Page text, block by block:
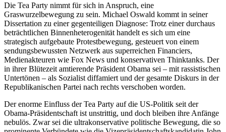
Die Tea Party nimmt für sich in Anspruch, eine
Graswurzelbewegung zu sein. Michael Oswald kommt in seiner
Dissertation zu einer gegenteiligen Diagnose: Trotz einer durchaus
beträchtlichen Binnenheterogenität handelt es sich um eine
strategisch aufgebaute Protestbewegung, gesteuert von einem
sendungsbewussten Netzwerk aus superreichen Financiers,
Medienakteuren wie Fox News und konservativen Thinktanks. Der
in ihrer Blütezeit amtierende Präsident Obama sei – mit rassistischen
Untertönen – als Sozialist diffamiert und der gesamte Diskurs in der
Republikanischen Partei nach rechts verschoben worden.
Der enorme Einfluss der Tea Party auf die US-Politik seit der
Obama-Präsidentschaft ist unstrittig, und doch bleiben ihre Anfänge
nebulös. Zwar sei die ultrakonservative politische Bewegung, die so